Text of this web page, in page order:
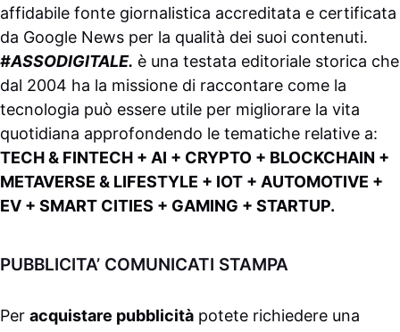
affidabile fonte giornalistica accreditata e certificata
da Google News per la qualità dei suoi contenuti.
#ASSODIGITALE. è una testata editoriale storica che
dal 2004 ha la missione di raccontare come la
tecnologia può essere utile per migliorare la vita
quotidiana approfondendo le tematiche relative a:
TECH & FINTECH + AI + CRYPTO + BLOCKCHAIN +
METAVERSE & LIFESTYLE + IOT + AUTOMOTIVE +
EV + SMART CITIES + GAMING + STARTUP.
PUBBLICITA’ COMUNICATI STAMPA
Per acquistare pubblicità potete richiedere una